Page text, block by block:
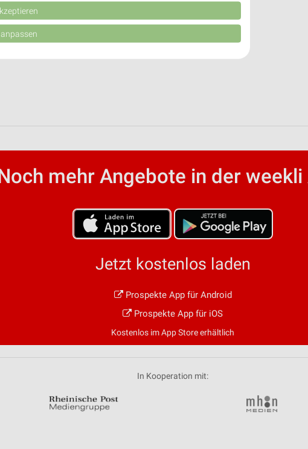
mehr Angebote in der weekli
Jetzt kostenlos laden
Prospekte App für Android
Prospekte App für iOS
Kostenlos im App Store erhältlich
In Kooperation mit:
von Daten aus verschiedenen